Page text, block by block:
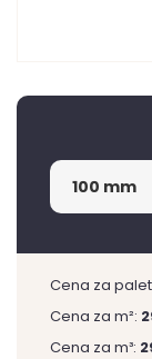
Cena za
Cena za m²:
Cena za m³: